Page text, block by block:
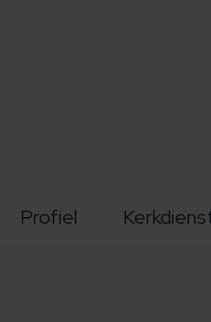
Profiel